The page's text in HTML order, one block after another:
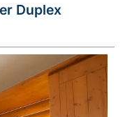
Duplex